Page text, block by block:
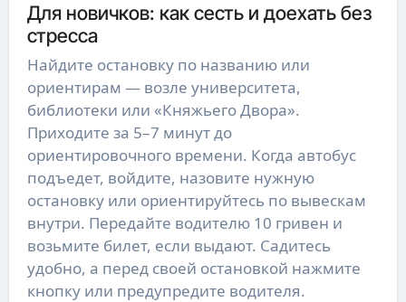
Для новичков: как сесть и доехать без
стресса
Найдите остановку по названию или
ориентирам — возле университета,
библиотеки или «Княжьего Двора».
Приходите за 5–7 минут до
ориентировочного времени. Когда автобус
подъедет, войдите, назовите нужную
остановку или ориентируйтесь по вывескам
внутри. Передайте водителю 10 гривен и
возьмите билет, если выдают. Садитесь
удобно, а перед своей остановкой нажмите
кнопку или предупредите водителя.